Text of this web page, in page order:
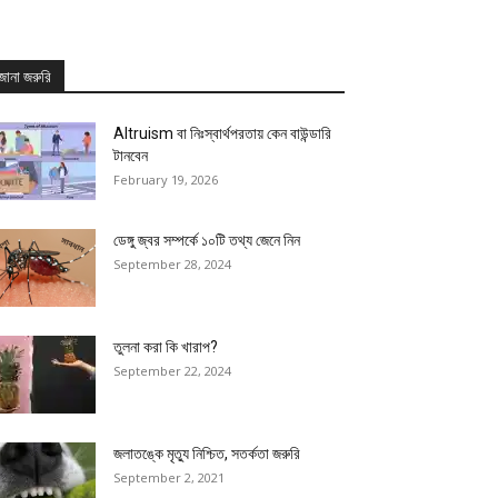
জরুরি
Altruism বা নিঃস্বার্থপরতায় কেন বাউন্ডারি
টানবেন
February 19, 2026
ডেঙ্গু জ্বর সম্পর্কে ১০টি তথ্য জেনে নিন
September 28, 2024
তুলনা করা কি খারাপ?
September 22, 2024
জলাতঙ্কে মৃত্যু নিশ্চিত, সতর্কতা জরুরি
September 2, 2021